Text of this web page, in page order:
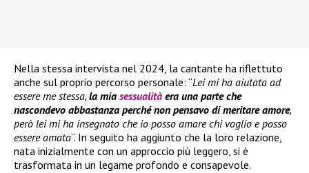
Nella stessa intervista nel 2024, la cantante ha riflettuto
anche sul proprio percorso personale: “Lei mi ha aiutata ad
essere me stessa, la mia sessualità era una parte che
nascondevo abbastanza perché non pensavo di meritare amore,
però lei mi ha insegnato che io posso amare chi voglio e posso
essere amata“. In seguito ha aggiunto che la loro relazione,
nata inizialmente con un approccio più leggero, si è
trasformata in un legame profondo e consapevole.